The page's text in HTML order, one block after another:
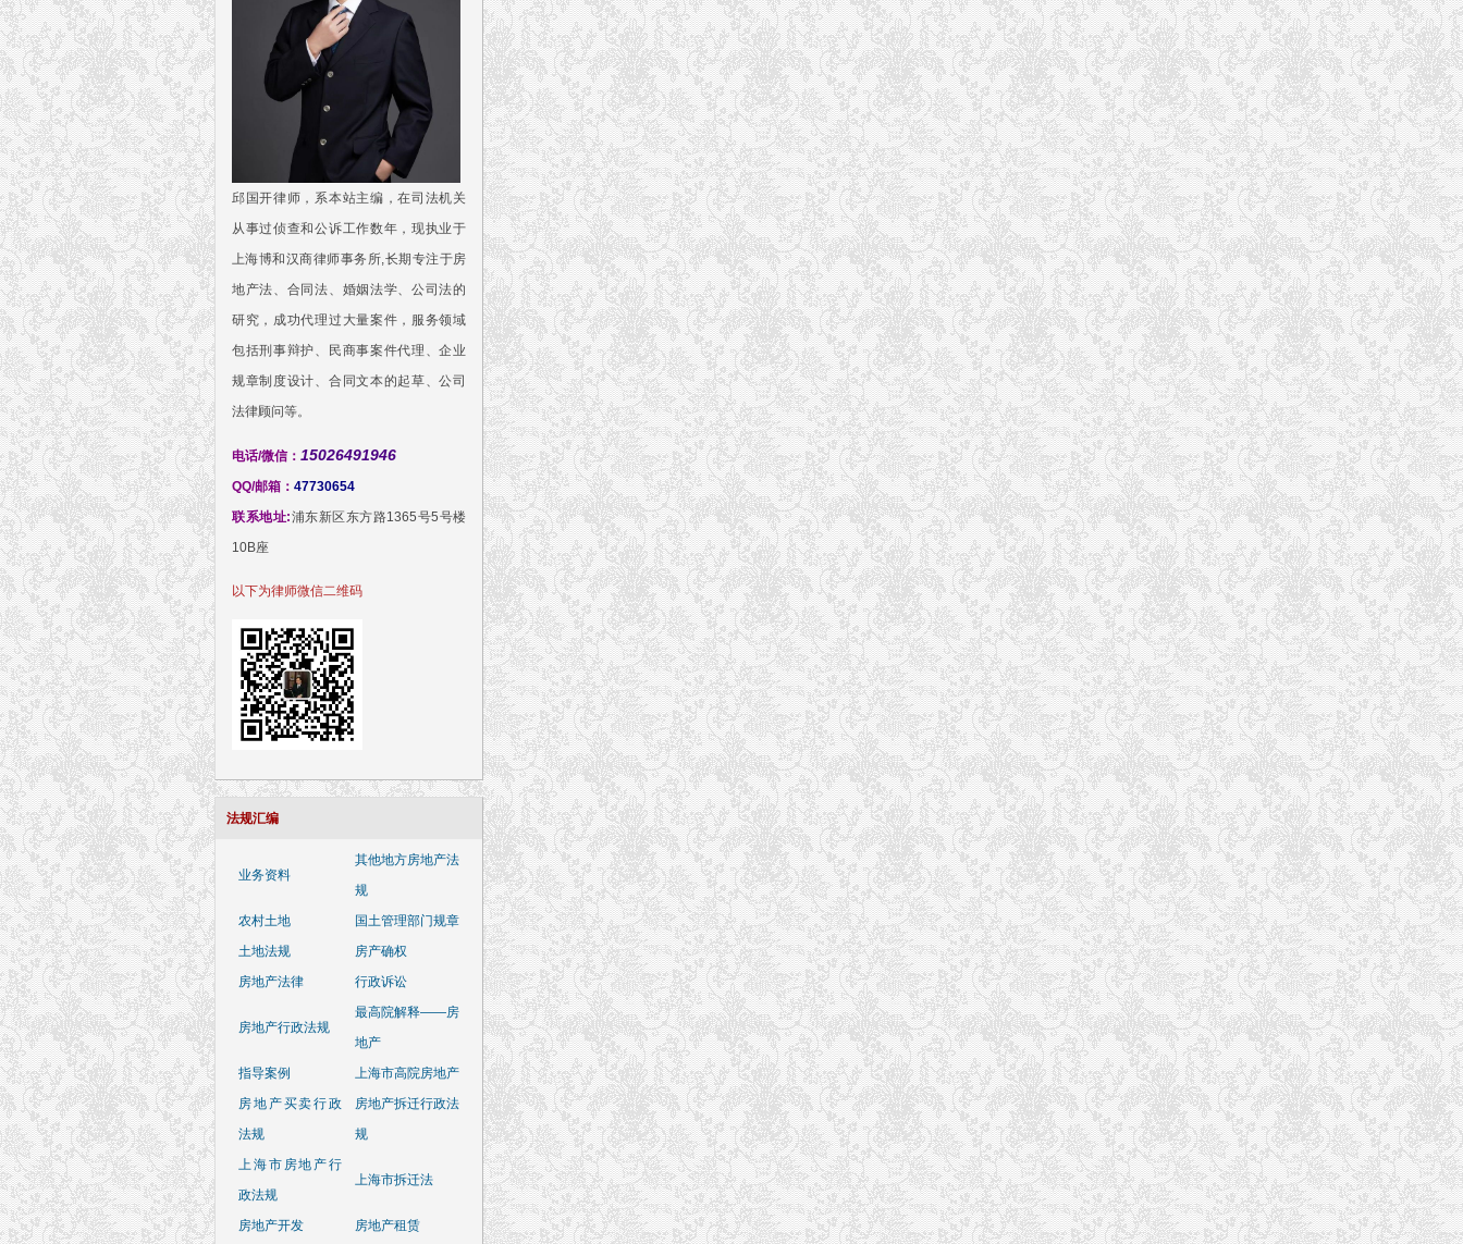
邱国开律师，系本站主编，在司法机关
从事过侦查和公诉工作数年，现执业于
上海博和汉商律师事务所,长期专注于房
地产法、合同法、婚姻法学、公司法的
研究，成功代理过大量案件，服务领域
包括刑事辩护、民商事案件代理、企业
规章制度设计、合同文本的起草、公司
法律顾问等。
电话/微信： 15026491946
QQ/邮箱： 47730654
联系地址:浦东新区东方路1365号5号楼
10B座
以下为律师微信二维码
法规汇编
业务资料
其他地方房地产法
规
农村土地
国土管理部门规章
土地法规
房产确权
房地产法律
行政诉讼
房地产行政法规
最高院解释——房
地产
指导案例
上海市高院房地产
房地产买卖行政
法规
房地产拆迁行政法
规
上海市房地产行
政法规
上海市拆迁法
房地产开发
房地产租赁